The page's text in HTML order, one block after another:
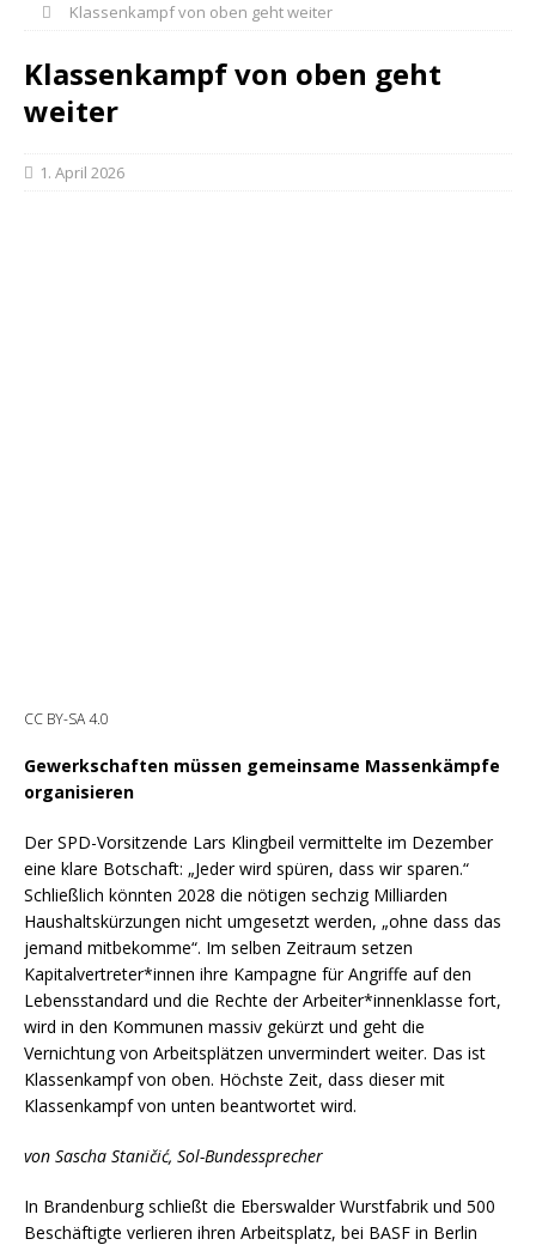
Klassenkampf von oben geht weiter
Klassenkampf von oben geht
weiter
1. April 2026
CC BY-SA 4.0
Gewerkschaften müssen gemeinsame Massenkämpfe
organisieren
Der SPD-Vorsitzende Lars Klingbeil vermittelte im Dezember
eine klare Botschaft: „Jeder wird spüren, dass wir sparen.“
Schließlich könnten 2028 die nötigen sechzig Milliarden
Haushaltskürzungen nicht umgesetzt werden, „ohne dass das
jemand mitbekomme“. Im selben Zeitraum setzen
Kapitalvertreter*innen ihre Kampagne für Angriffe auf den
Lebensstandard und die Rechte der Arbeiter*innenklasse fort,
wird in den Kommunen massiv gekürzt und geht die
Vernichtung von Arbeitsplätzen unvermindert weiter. Das ist
Klassenkampf von oben. Höchste Zeit, dass dieser mit
Klassenkampf von unten beantwortet wird.
von Sascha Staničić, Sol-Bundessprecher
In Brandenburg schließt die Eberswalder Wurstfabrik und 500
Beschäftigte verlieren ihren Arbeitsplatz, bei BASF in Berlin